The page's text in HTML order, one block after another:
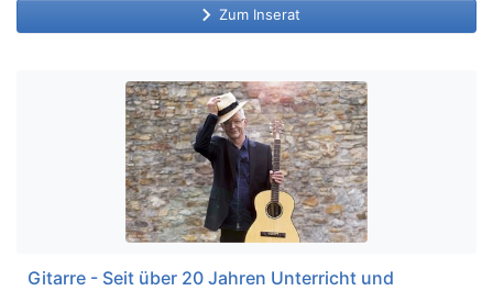
keyboard_arrow_right Zum Inserat
Gitarre - Seit über 20 Jahren Unterricht und